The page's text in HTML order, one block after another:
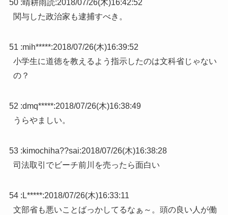
50 :晴耕雨読:2018/07/26(木)16:42:52
関与した政治家も逮捕すべき。
51 :mih*****:2018/07/26(木)16:39:52
小学生に道徳を教えるよう指示したのは文科省じゃない
の？
52 :dmq*****:2018/07/26(木)16:38:49
うらやましい。
53 :kimochiha??sai:2018/07/26(木)16:38:28
司法取引でビーチ前川を売ったら面白い
54 : L*****:2018/07/26(木)16:33:11
文部省も悪いことばっかしてるなぁ～。頭の良い人が働